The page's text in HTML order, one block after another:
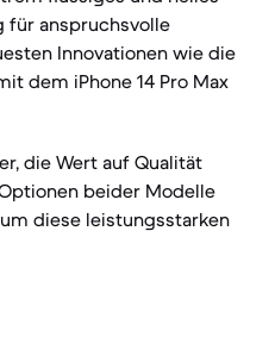
für anspruchsvolle
Innovationen wie die
dem iPhone 14 Pro Max
die Wert auf Qualität
beider Modelle
diese leistungsstarken